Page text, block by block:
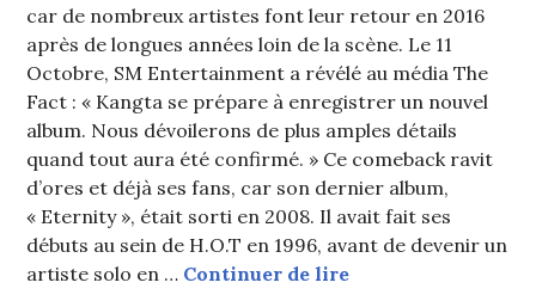
car de nombreux artistes font leur retour en 2016
après de longues années loin de la scène. Le 11
Octobre, SM Entertainment a révélé au média The
Fact : « Kangta se prépare à enregistrer un nouvel
album. Nous dévoilerons de plus amples détails
quand tout aura été confirmé. » Ce comeback ravit
d’ores et déjà ses fans, car son dernier album,
« Eternity », était sorti en 2008. Il avait fait ses
débuts au sein de H.O.T en 1996, avant de devenir un
artiste solo en … Continuer de lireSM Entertainment